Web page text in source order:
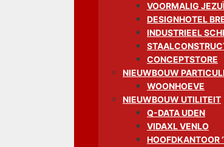
VOORMALIG
DESIGNHOTEL
INDUSTRIEEL
CONCEPTSTORE
NIEUWBOUW
WOONHOEVE
NIEUWBOUW UTILITEIT
Q-DATA UDEN
VIDAXL VENLO
HOOFDKANTOOR